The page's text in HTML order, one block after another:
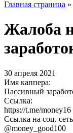
Главная страница »
Жалоба
30 апреля 2021
Имя каппера:
Пассивный
Ссылка:
https://t.me/money16
Ссылка на соц.
@money_good100